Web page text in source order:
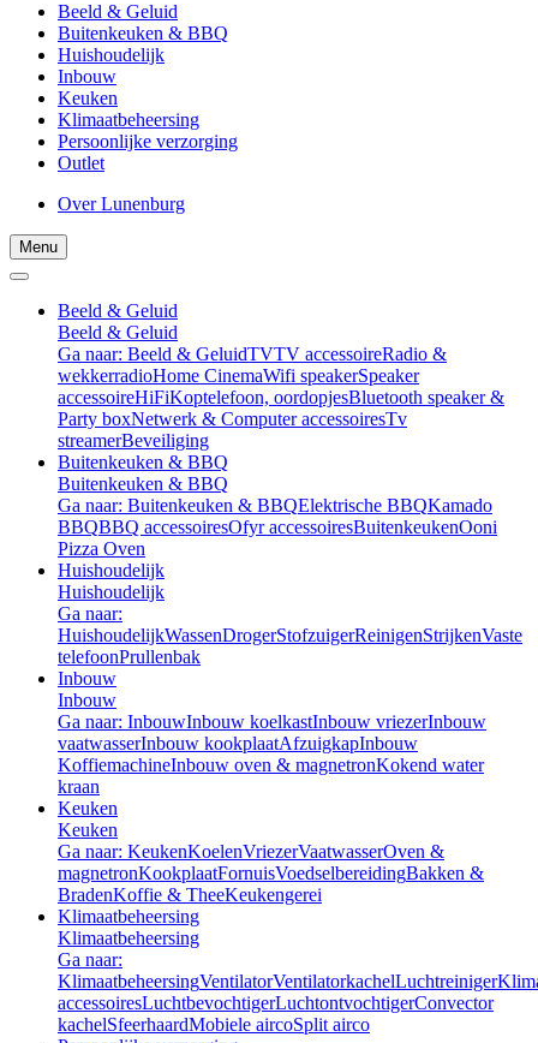
Beeld & Geluid
Buitenkeuken & BBQ
Huishoudelijk
Inbouw
Keuken
Klimaatbeheersing
Persoonlijke verzorging
Outlet
Over Lunenburg
Menu
Beeld & Geluid
Beeld & Geluid
Ga naar: Beeld & GeluidTVTV accessoireRadio &
wekkerradioHome CinemaWifi speakerSpeaker
accessoireHiFiKoptelefoon, oordopjesBluetooth speaker &
Party boxNetwerk & Computer accessoiresTv
streamerBeveiliging
Buitenkeuken & BBQ
Buitenkeuken & BBQ
Ga naar: Buitenkeuken & BBQElektrische BBQKamado
BBQBBQ accessoiresOfyr accessoiresBuitenkeukenOoni
Pizza Oven
Huishoudelijk
Huishoudelijk
Ga naar:
HuishoudelijkWassenDrogerStofzuigerReinigenStrijkenVaste
telefoonPrullenbak
Inbouw
Inbouw
Ga naar: InbouwInbouw koelkastInbouw vriezerInbouw
vaatwasserInbouw kookplaatAfzuigkapInbouw
KoffiemachineInbouw oven & magnetronKokend water
kraan
Keuken
Keuken
Ga naar: KeukenKoelenVriezerVaatwasserOven &
magnetronKookplaatFornuisVoedselbereidingBakken &
BradenKoffie & TheeKeukengerei
Klimaatbeheersing
Klimaatbeheersing
Ga naar:
KlimaatbeheersingVentilatorVentilatorkachelLuchtreiniger
accessoiresLuchtbevochtigerLuchtontvochtigerConvector
kachelSfeerhaardMobiele aircoSplit airco